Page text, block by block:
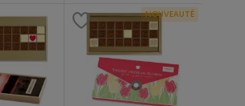
NOUVEAUTÉ